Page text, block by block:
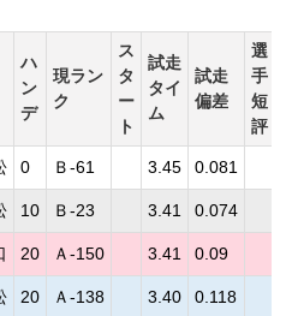
ハ
ン
デ
現ラン
ク
ス
タ
ー
ト
試走
タイ
ム
試走
偏差
選
手
短
評
0 Ｂ-61 3.45 0.081
10 Ｂ-23 3.41 0.074
20 Ａ-150 3.41 0.09
20 Ａ-138 3.40 0.118